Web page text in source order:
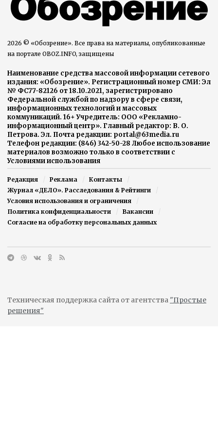
2026 © «Обозрение». Все права на материалы, опубликованные
на портале OBOZ.INFO, защищены
Наименование средства массовой информации сетевого
издания: «Обозрение». Регистрационный номер СМИ: Эл
№ ФС77-82126 от 18.10.2021, зарегистрировано
Федеральной службой по надзору в сфере связи,
информационных технологий и массовых
коммуникаций. 16+ Учредитель: ООО «Рекламно-
информационный центр». Главный редактор: В. О.
Петрова. Эл. Почта редакции: portal@63media.ru
Телефон редакции: (846) 342-50-28 Любое использование
материалов возможно только в соответствии с
Условиями использования
Редакция Реклама
Контакты
Журнал «ДЕЛО». Расследования & Рейтинги
Условия использования и ограничения
Политика конфиденциальности
Вакансии
Согласие на обработку персональных данных
Техническая поддержка сайта от агентства "Простые
решения"